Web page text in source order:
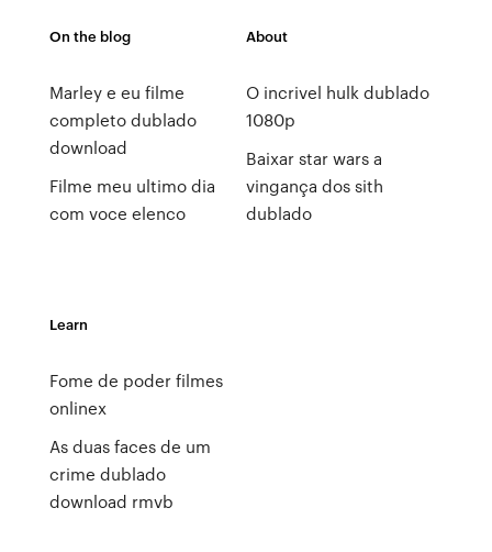
On the blog
Marley e eu filme
completo dublado
download
Filme meu ultimo dia
com voce elenco
About
O incrivel hulk dublado
1080p
Baixar star wars a
vingança dos sith
dublado
Learn
Fome de poder filmes
onlinex
As duas faces de um
crime dublado
download rmvb